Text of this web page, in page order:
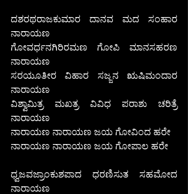
ದಶರಥರಾಜಕುಮಾರ ದಾನವ ಮದ ಸಂಹಾರ
ನಾರಾಯಣ
ಗೋವರ್ಧನಗಿರಿರಮಣ ಗೋಪಿ ಮಾನಸಹರಣ
ನಾರಾಯಣ
ಸರಯೂತೀರ ವಿಹಾರ ಸಜ್ಜನ ಋಷಿಮಂದಾರ
ನಾರಾಯಣ
ವಿಶ್ವಾಮಿತ್ರ ಮಖತ್ರ ವಿವಿಧ ಪರಾಶು ಚರಿತ್ರೆ
ನಾರಾಯಣ
ನಾರಾಯಣ ನಾರಾಯಣ ಜಯ ಗೋವಿಂದ ಹರೇ
ನಾರಾಯಣ ನಾರಾಯಣ ಜಯ ಗೋಪಾಲ ಹರೇ
ಧ್ವಜವಜ್ರಾಂಕುಶಪಾದ ಧರಣಿಸುತ ಸಹಮೋದ
ನಾರಾಯಣ